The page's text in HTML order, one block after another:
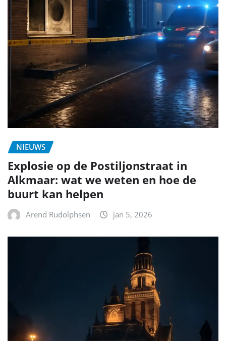
NIEUWS
Explosie op de Postiljonstraat in
Alkmaar: wat we weten en hoe de
buurt kan helpen
Arend Rudolphsen jan 5, 2026